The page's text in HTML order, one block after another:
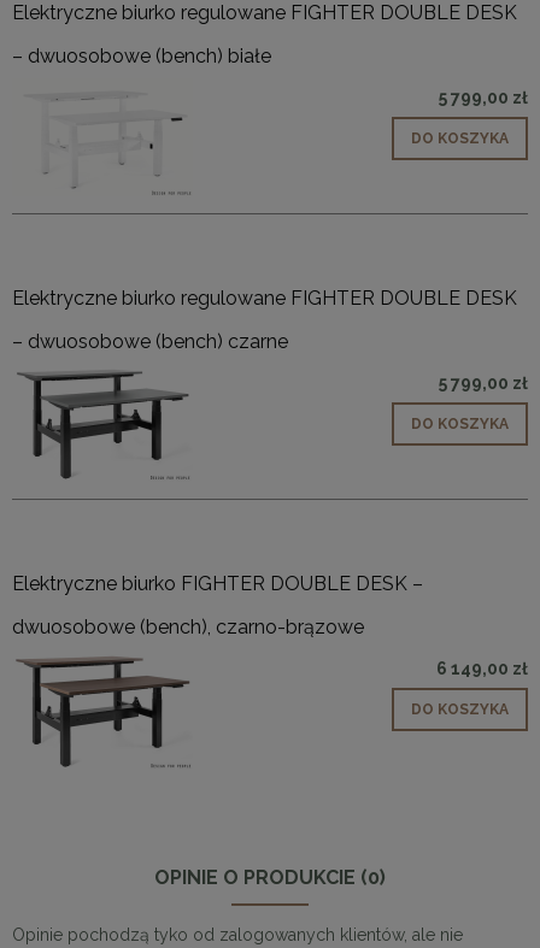
Elektryczne biurko regulowane FIGHTER DOUBLE DESK
– dwuosobowe (bench) białe
5 799,00 zł
DO KOSZYKA
Elektryczne biurko regulowane FIGHTER DOUBLE DESK
– dwuosobowe (bench) czarne
5 799,00 zł
DO KOSZYKA
Elektryczne biurko FIGHTER DOUBLE DESK –
dwuosobowe (bench), czarno-brązowe
6 149,00 zł
DO KOSZYKA
OPINIE O PRODUKCIE (0)
Opinie pochodzą tyko od zalogowanych klientów, ale nie